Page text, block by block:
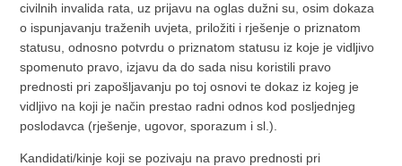
civilnih invalida rata, uz prijavu na oglas dužni su, osim dokaza
o ispunjavanju traženih uvjeta, priložiti i rješenje o priznatom
statusu, odnosno potvrdu o priznatom statusu iz koje je vidljivo
spomenuto pravo, izjavu da do sada nisu koristili pravo
prednosti pri zapošljavanju po toj osnovi te dokaz iz kojeg je
vidljivo na koji je način prestao radni odnos kod posljednjeg
poslodavca (rješenje, ugovor, sporazum i sl.).
Kandidati/kinje koji se pozivaju na pravo prednosti pri